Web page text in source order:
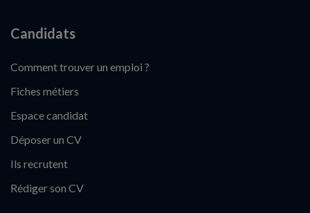
Candidats
Comment trouver un emploi ?
Fiches métiers
Espace candidat
Déposer un CV
Ils recrutent
Rédiger son CV